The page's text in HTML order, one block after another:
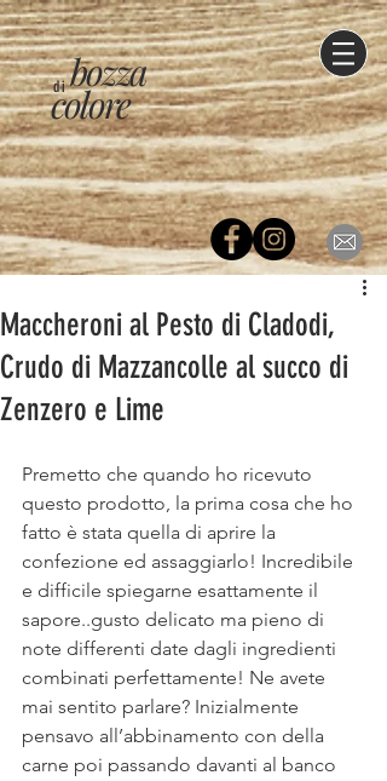
di
colore
bozza
Maccheroni al Pesto di Cladodi,
Crudo di Mazzancolle al succo di
Zenzero e Lime
Premetto che quando ho ricevuto
questo prodotto, la prima cosa che ho
fatto è stata quella di aprire la
confezione ed assaggiarlo! Incredibile
e difficile spiegarne esattamente il
sapore..gusto delicato ma pieno di
note differenti date dagli ingredienti
combinati perfettamente! Ne avete
mai sentito parlare? Inizialmente
pensavo all’abbinamento con della
carne poi passando davanti al banco